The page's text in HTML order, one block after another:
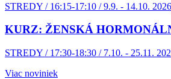
STREDY / 16:15-17:10 / 9.9. - 14.10. 2026
KURZ: ŽENSKÁ
STREDY / 17:30-18:30 / 7.10. - 25.11.
Viac noviniek